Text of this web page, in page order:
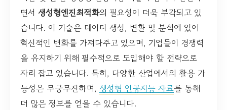
면서 생성형엔진최적화의 필요성이 더욱 부각되고 있
습니다. 이 기술은 데이터 생성, 변환 및 분석에 있어
혁신적인 변화를 가져다주고 있으며, 기업들이 경쟁력
을 유지하기 위해 필수적으로 도입해야 할 전략으로
자리 잡고 있습니다. 특히, 다양한 산업에서의 활용 가
능성은 무궁무진하며, 생성형 인공지능 자료를 통해
더 많은 정보를 얻을 수 있습니다.